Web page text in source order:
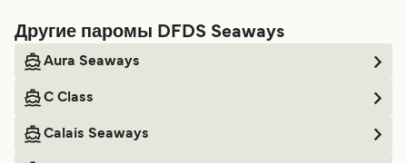
Другие паромы DFDS Seaways
Aura Seaways
C Class
Calais Seaways